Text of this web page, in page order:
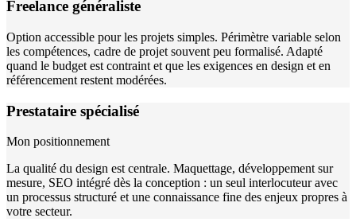
Freelance généraliste
Option accessible pour les projets simples. Périmètre variable selon
les compétences, cadre de projet souvent peu formalisé. Adapté
quand le budget est contraint et que les exigences en design et en
référencement restent modérées.
Prestataire spécialisé
Mon positionnement
La qualité du design est centrale. Maquettage, développement sur
mesure, SEO intégré dès la conception : un seul interlocuteur avec
un processus structuré et une connaissance fine des enjeux propres à
votre secteur.